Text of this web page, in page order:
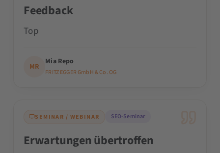
Feedback
Top
MR
Mia Repo
FRITZ EGGER GmbH & Co. OG
SEMINAR / WEBINAR SEO-Seminar
Erwartungen übertroffen